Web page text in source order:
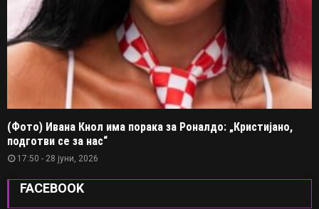
(Фото) Ивана Кнол има порака за Роналдо: „Кристијано,
подготви се за нас“
17:50 - 28 јуни, 2026
FACEBOOK